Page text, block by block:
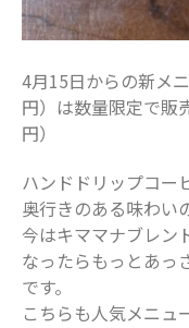
4月15日からの新メニ
円）は数量限定で販
円）
ハンドドリップコー
奥行きのある味わい
今はキママナブレン
なったらもっとあっ
です。
こちらも人気メニュ